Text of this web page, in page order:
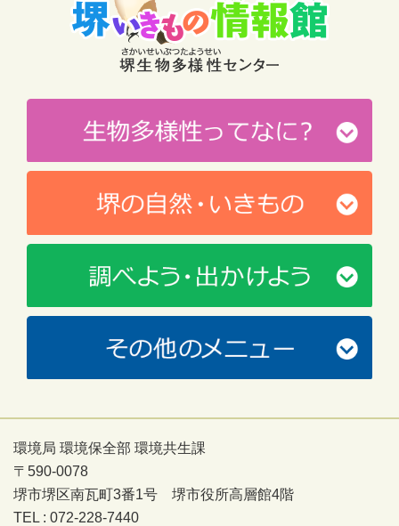
環境局 環境保全部 環境共生課
〒590-0078
堺市堺区南瓦町3番1号 堺市役所高層館4階
TEL : 072-228-7440